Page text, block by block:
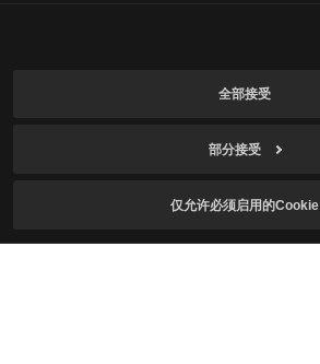
全部接受
部分接受
仅允许必须启用的Cookie
订阅游戏资讯